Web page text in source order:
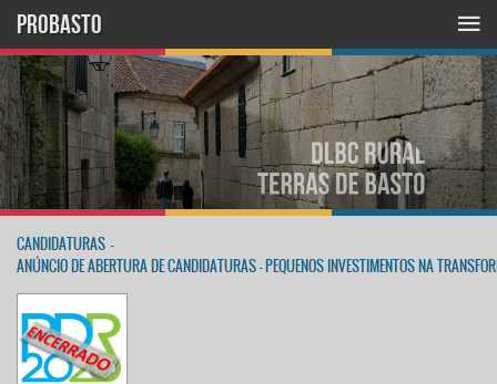
PROBASTO
CANDIDATURAS -
ANÚNCIO DE ABERTURA DE CANDIDATURAS - PEQUENOS INVESTIMENTOS NA